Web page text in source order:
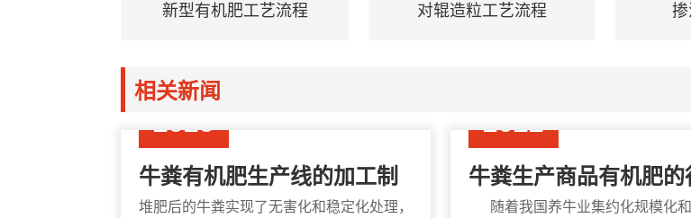
新型有机肥工艺流程 对辊造粒工艺流程
相关新闻
牛粪有机肥生产线的加工制
作工艺介绍
堆肥后的牛粪实现了无害化和稳定化处理，
03-13
2023
牛粪生产商品有机肥
现状
随着我国养牛业集约化规模化
2022